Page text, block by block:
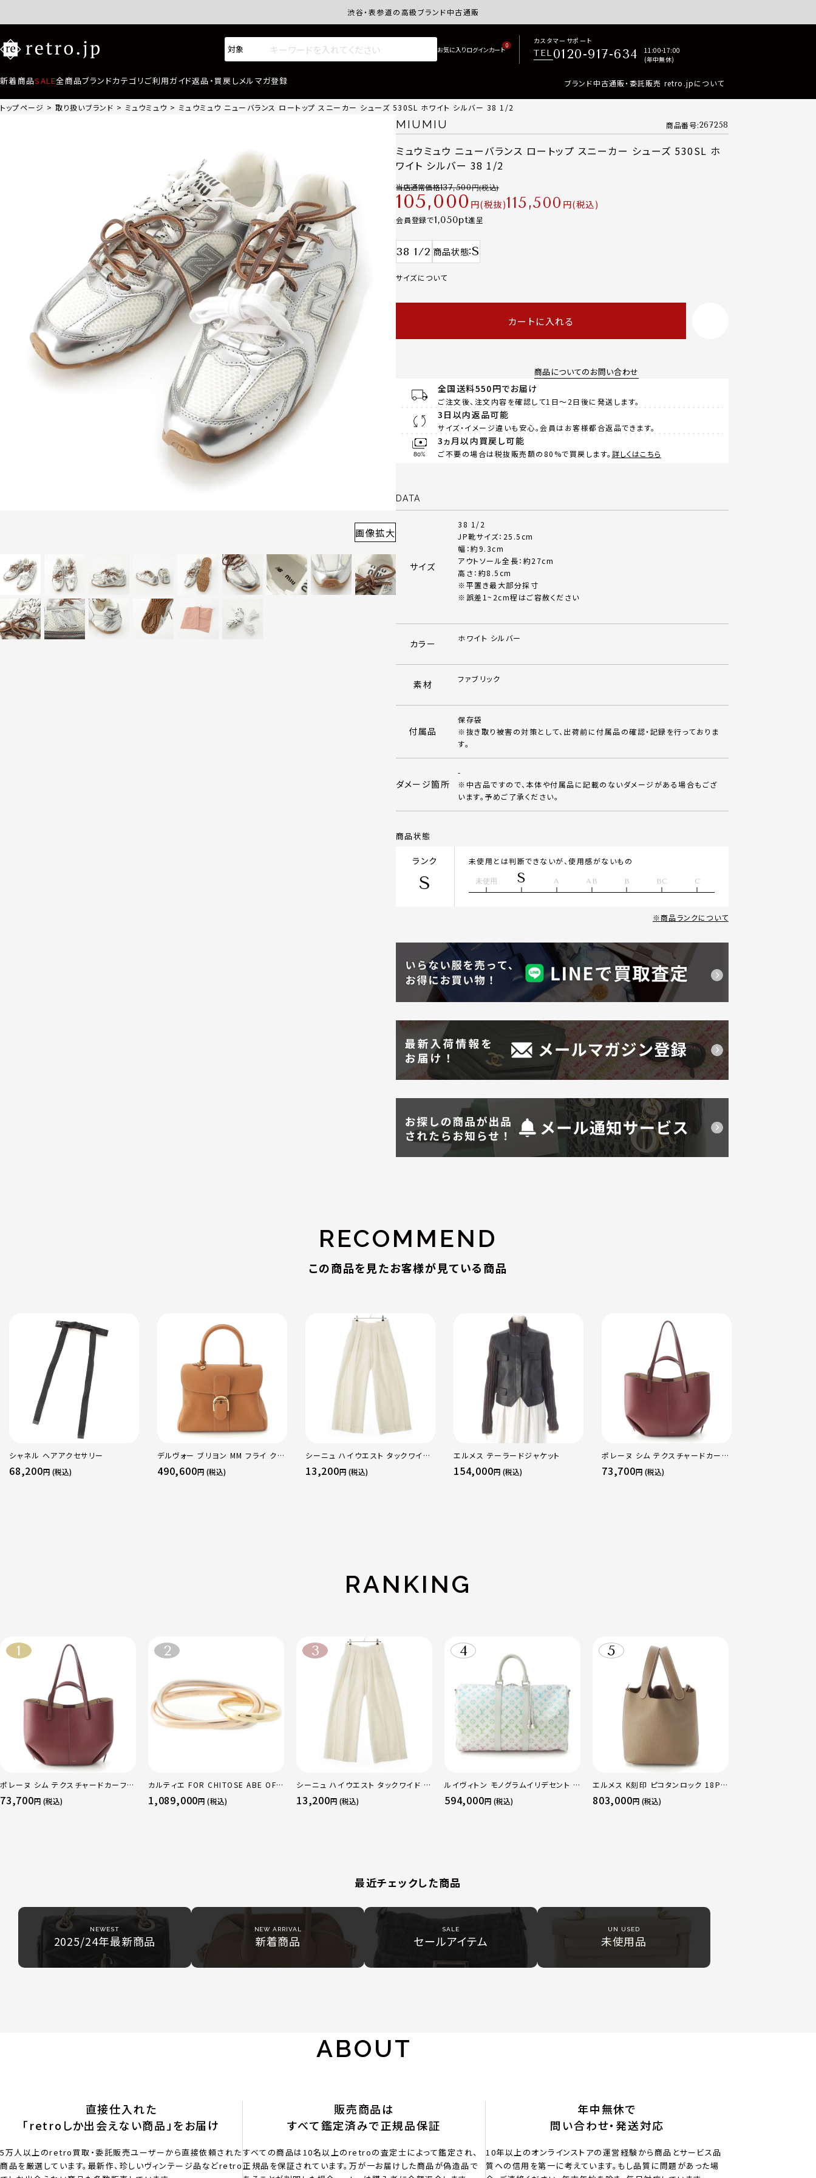
渋谷・表参道の高級ブランド中古通販サイトretro.jp商品はすべて正規品保証・返品可能（返品NG記載品を除く）
0
カスタマーサポート
TEL0120-917-634
11:00-17:00
(年中無休)
新着商品SALE全商品ブランドカテゴリ ご利用ガイド返品・買戻しメルマガ登録 ブランド中古通販・委託販売 retro.jpについて
トップページ 取り扱いブランド ミュウミュウ ミュウミュウ ニューバランス ロートップ スニーカー シューズ 530SL ホワイト シルバー 38 1/2
画像拡大
MIUMIU 商品番号 267258
ミュウミュウ ニューバランス ロートップ スニーカー シューズ 530SL ホ
ワイト シルバー 38 1/2
当店通常価格137,500
105,000 税抜 115,500 税込
会員登録で1,050 進呈
38 1/2 商品状態 S
サイズについて
カートに入れる
商品についてのお問い合わせ
全国送料550円でお届け
ご注文後、注文内容を確認して1日～2日後に発送します。
3日以内返品可能
サイズ・イメージ違いも安心。会員はお客様都合返品できます。
3ヵ月以内買戻し可能
ご不要の場合は税抜販売額の80%で買戻します。 詳しくはこちら
DATA
サイズ
38 1/2
JP靴サイズ：25.5cm
幅：約9.3cm
アウトソール全長：約27cm
高さ：約8.5cm
※平置き最大部分採寸
※誤差1~2cm程はご容赦ください
カラー ホワイト シルバー
素材 ファブリック
付属品
保存袋
※抜き取り被害の対策として、出荷前に付属品の確認・記録を行っておりま
す。
ダメージ箇所
-
※中古品ですので、本体や付属品に記載のないダメージがある場合もござ
います。予めご了承ください。
商品状態
ランク
S
未使用とは判断できないが、使用感がないもの
未使用 S A AB B BC C
商品ランクについて
RECOMMEND
この商品を見たお客様が見ている商品
シャネル ヘアアクセサリー
68,200円 (税込)
デルヴォー ブリヨン MM フライ クリ
スピーカーフ 2WAY ショルダー ハ
ンドバッグ ベジタル
490,600円 (税込)
シーニュ ハイウエスト タックワイド
パンツ ボトムス オフホワイト 0
13,200円 (税込)
エルメス テーラードジャケット
154,000円 (税込)
ポレーヌ シム テクスチャードカーフ
レザー トートバッグ ダークチェリー
レギュラー
73,700円 (税込)
RANKING
ポレーヌ シム テクスチャードカーフレ
ザー トートバッグ ダークチェリー レギ
ュラー
73,700円 (税込)
カルティエ FOR CHITOSE ABE OF
sacai サカイ 750 YG×PG×WG ト
リニティ リング 指輪 マルチカラー 50
1,089,000円 (税込)
シーニュ ハイウエスト タックワイド パ
ンツ ボトムス オフホワイト 0
13,200円 (税込)
ルイヴィトン モノグラムイリデセント キ
ーポルバンドリエール45 ボストンバッ
グ M13915 マルチカラー
594,000円 (税込)
エルメス K刻印 ピコタンロック 18PM
トリヨン ハンドバッグ ゴールド金具 エ
トゥープ
803,000円 (税込)
最近チェックした商品
NEWEST
2025/24年最新商品
NEW ARRIVAL
新着商品
SALE
セールアイテム
UN USED
未使用品
ABOUT
直接仕入れた
「retroしか出会えない商品」をお届け
5万人以上のretro買取・委託販売ユーザーから直接依頼された
商品を厳選しています。最新作、珍しいヴィンテージ品などretro
販売商品は
すべて鑑定済みで正規品保証
すべての商品は10名以上のretroの査定士によって鑑定され、
正規品を保証されています。万が一お届けした商品が偽造品で
年中無休で
問い合わせ・発送対応
10年以上のオンラインストアの運営経験から商品とサービス品
質への信用を第一に考えています。もし品質に問題があった場